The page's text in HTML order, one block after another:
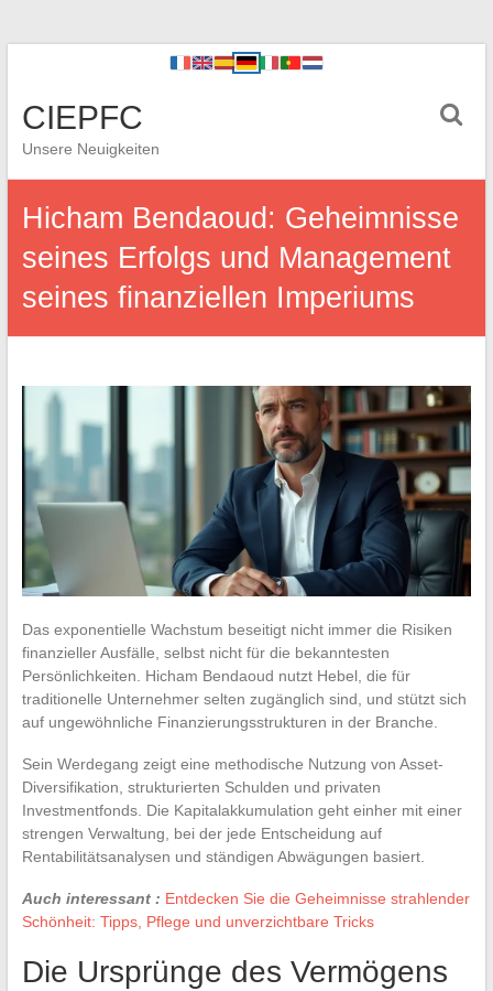
CIEPFC
Unsere Neuigkeiten
Hicham Bendaoud: Geheimnisse
seines Erfolgs und Management
seines finanziellen Imperiums
Das exponentielle Wachstum beseitigt nicht immer die Risiken
finanzieller Ausfälle, selbst nicht für die bekanntesten
Persönlichkeiten. Hicham Bendaoud nutzt Hebel, die für
traditionelle Unternehmer selten zugänglich sind, und stützt sich
auf ungewöhnliche Finanzierungsstrukturen in der Branche.
Sein Werdegang zeigt eine methodische Nutzung von Asset-
Diversifikation, strukturierten Schulden und privaten
Investmentfonds. Die Kapitalakkumulation geht einher mit einer
strengen Verwaltung, bei der jede Entscheidung auf
Rentabilitätsanalysen und ständigen Abwägungen basiert.
Auch interessant : Entdecken Sie die Geheimnisse strahlender
Schönheit: Tipps, Pflege und unverzichtbare Tricks
Die Ursprünge des Vermögens